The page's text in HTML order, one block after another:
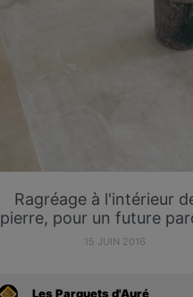
Ragréage à l'intérieur
pierre, pour un future
15 JUIN 2016
Les Parquets d'Auré